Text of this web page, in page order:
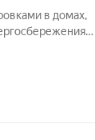
в домах,
на южной